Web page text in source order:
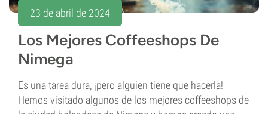
23 de abril de 2024
Los Mejores Coffeeshops De
Nimega
Es una tarea dura, ¡pero alguien tiene que hacerla!
Hemos visitado algunos de los mejores coffeeshops de